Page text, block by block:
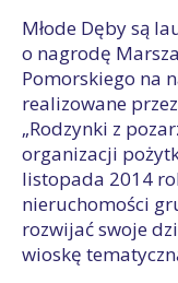
Młode Dęby są
o nagrodę
Pomorskiego na
realizowane
„Rodzynki z
organizacji
listopada 2014
nieruchomości
rozwijać swoje
wioskę